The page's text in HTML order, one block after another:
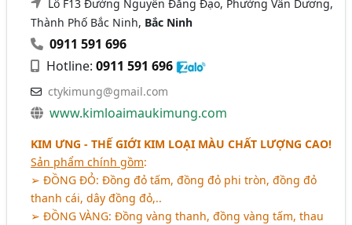
Lô F13 Đường Nguyễn Đăng Đạo, Phường Vân Dương,
Thành Phố Bắc Ninh, Bắc Ninh
0911 591 696
Hotline:0911 591 696
ctykimung@gmail.com
www.kimloaimaukimung.com
KIM ƯNG - THẾ GIỚI KIM LOẠI MÀU CHẤT LƯỢNG CAO!
Sản phẩm chính gồm:
➢ĐỒNG ĐỎ: Đồng đỏ tấm, đồng đỏ phi tròn, đồng đỏ
thanh cái, dây đồng đỏ,..
➢ĐỒNG VÀNG: Đồng vàng thanh, đồng vàng tấm, thau